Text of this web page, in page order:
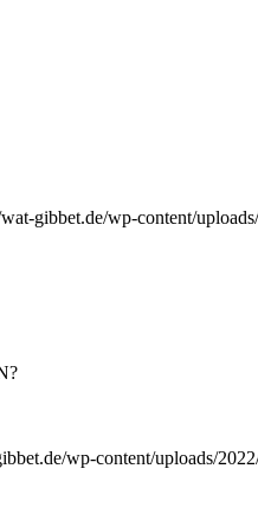
gibbet.de/wp-content/
wp-content/uploads/